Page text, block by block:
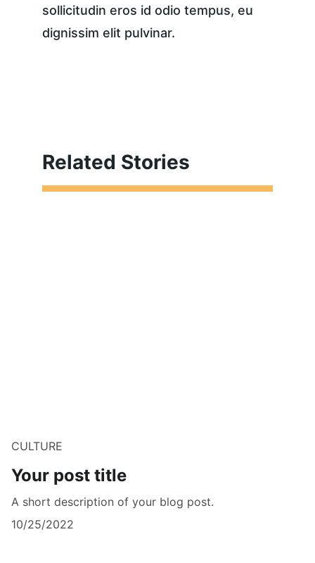
sollicitudin eros id odio tempus, eu
dignissim elit pulvinar.
Related Stories
CULTURE
Your post title
A short description of your blog post.
10/25/2022